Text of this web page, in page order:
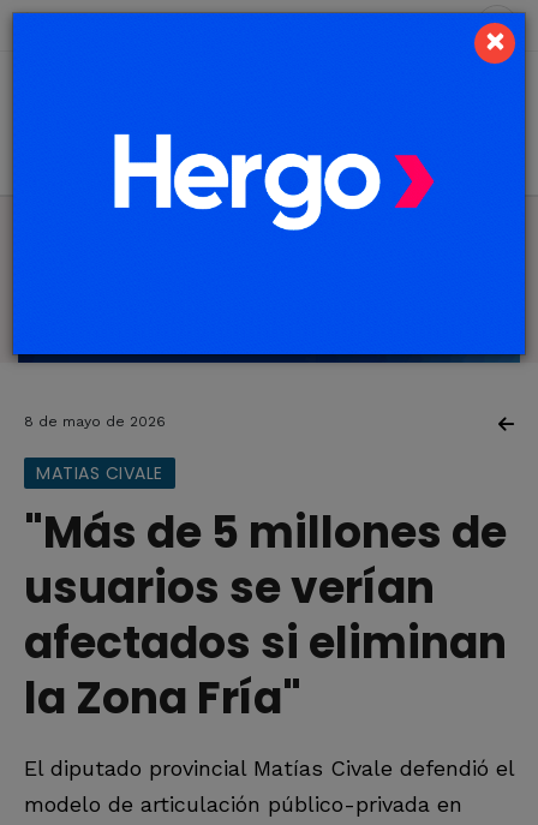
8 de mayo de 2026
MATIAS CIVALE
"Más de 5 millones de
usuarios se verían
afectados si eliminan
la Zona Fría"
El diputado provincial Matías Civale defendió el
modelo de articulación público-privada en
×